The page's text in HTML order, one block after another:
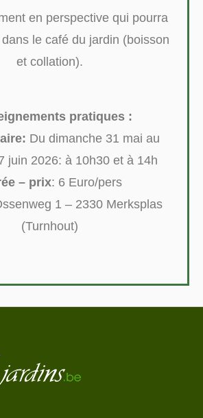
en perspective qui pourra
le café du jardin (boisson
et collation).
pratiques :
Du dimanche 31 mai au
juin 2026: à 10h30 et à 14h
– prix: 6 Euro/pers
1 – 2330 Merksplas
(Turnhout)